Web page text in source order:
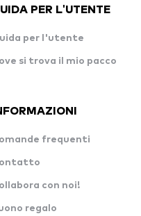
PER L'UTENTE
per l'utente
si trova il mio pacco
frequenti
con noi!
regalo